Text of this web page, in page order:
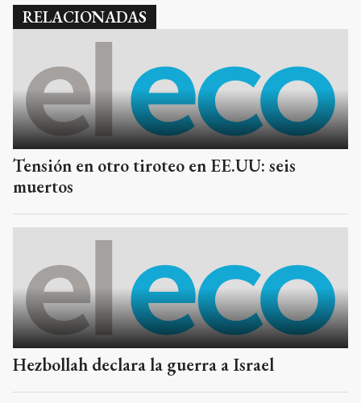
RELACIONADAS
Tensión en otro tiroteo en EE.UU: seis
muertos
Hezbollah declara la guerra a Israel